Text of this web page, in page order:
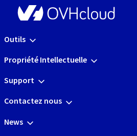
Outils
Propriété Intellectuelle
Support
Contactez nous
News